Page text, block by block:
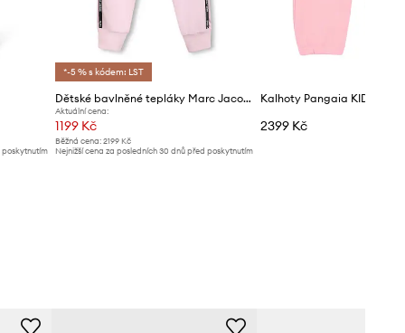
poskytnutím
*-5 % s kódem: LST
Dětské bavlněné tepláky Marc Jacobs
Aktuální cena:
1199 Kč
Běžná cena:2199 Kč
Nejnižší cena za posledních 30 dnů před poskytnutím
2399 Kč